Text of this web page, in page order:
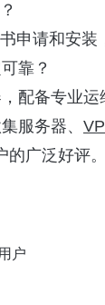
申请和安装
靠？
配备专业运
服务器、
的广泛好评
用户